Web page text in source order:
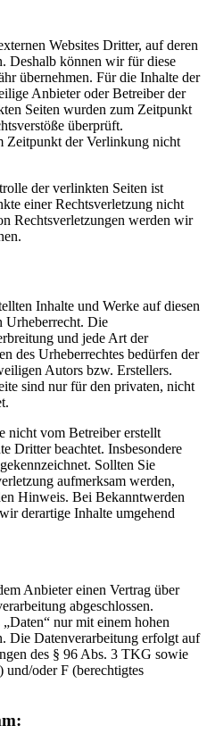
Websites Dritter, auf deren
Deshalb können wir für diese
übernehmen. Für die Inhalte der
Anbieter oder Betreiber der
Seiten wurden zum Zeitpunkt
überprüft.
Zeitpunkt der Verlinkung nicht
der verlinkten Seiten ist
einer Rechtsverletzung nicht
Rechtsverletzungen werden wir
Inhalte und Werke auf diesen
Urheberrecht. Die
und jede Art der
des Urheberrechtes bedürfen der
Autors bzw. Erstellers.
sind nur für den privaten, nicht
nicht vom Betreiber erstellt
Dritter beachtet. Insbesondere
Sollten Sie
aufmerksam werden,
Hinweis. Bei Bekanntwerden
derartige Inhalte umgehend
Anbieter einen Vertrag über
abgeschlossen.
nur mit einem hohen
Die Datenverarbeitung erfolgt auf
des § 96 Abs. 3 TKG sowie
oder F (berechtigtes